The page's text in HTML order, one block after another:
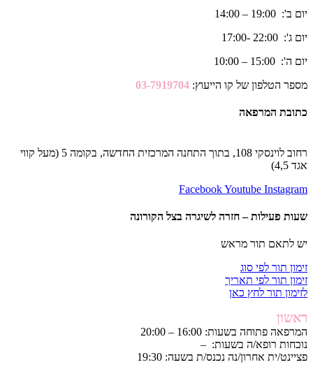
יום ב': 19:00 – 14:00
יום ג': 22:00 -17:00
יום ה': 15:00 – 10:00
מספר הטלפון של קו הייעוץ: 03-7919704
כתובת המרפאה
רחוב לוינסקי 108, בתוך התחנה המרכזית החדשה, בקומה 5 (מעל קווי
אגד 4,5)
FacebookYoutube Instagram
שעות פעילות – חזרה לשיגרה בצל הקורונה
יש לתאם תור מראש
זימון תור לפי סוג
זימון תור לפי תאריך
לזימון תור לחץ כאן
ראשון
המרפאה פתוחה בשעות: 16:00 – 20:00
נוכחות רופא/ה בשעות: –
פציינט/ית אחרון/נה נכנס/ת בשעה: 19:30